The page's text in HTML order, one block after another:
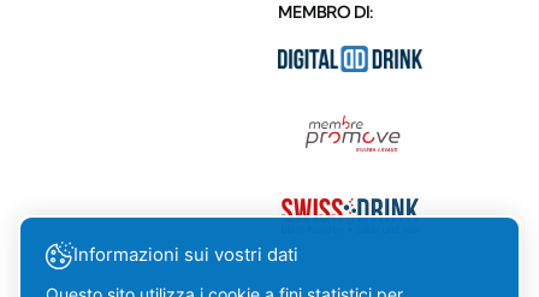
MEMBRO DI:
Informazioni sui vostri dati